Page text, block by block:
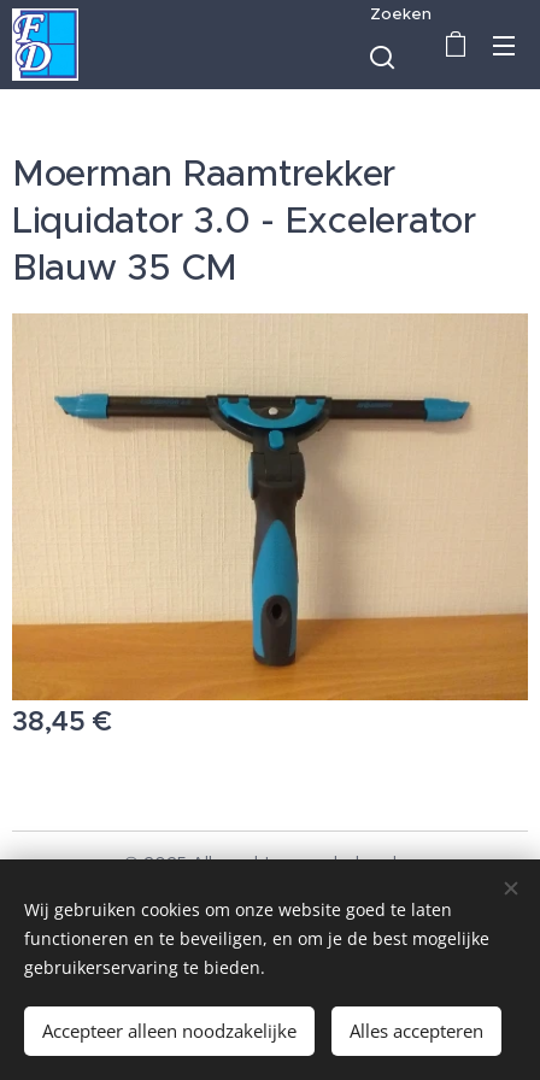
Zoeken
Moerman Raamtrekker
Liquidator 3.0 - Excelerator
Blauw 35 CM
38,45 €
Toevoegen aan de winkelwagen
© 2025 Alle rechten voorbehouden
Schoonmaakbedrijf Frando Bv
Cookies
Wij gebruiken cookies om onze website goed te laten
functioneren en te beveiligen, en om je de best mogelijke
gebruikerservaring te bieden.
Accepteer alleen noodzakelijke Alles accepteren